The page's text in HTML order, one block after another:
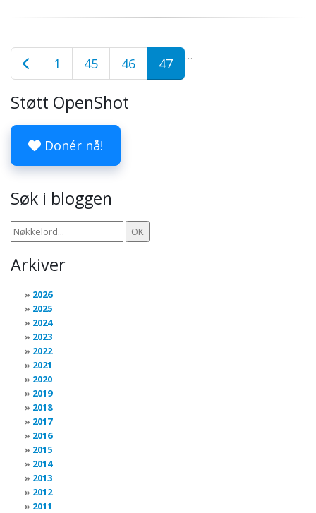
1 …
45 46 47
Støtt OpenShot
Donér nå!
Søk i bloggen
Arkiver
2026
2025
2024
2023
2022
2021
2020
2019
2018
2017
2016
2015
2014
2013
2012
2011